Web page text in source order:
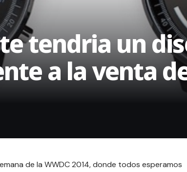
tendria un
a la venta
de la WWDC 2014, donde todos esperamos